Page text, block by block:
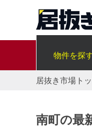
物件を探
居抜き市場ト
南町の最